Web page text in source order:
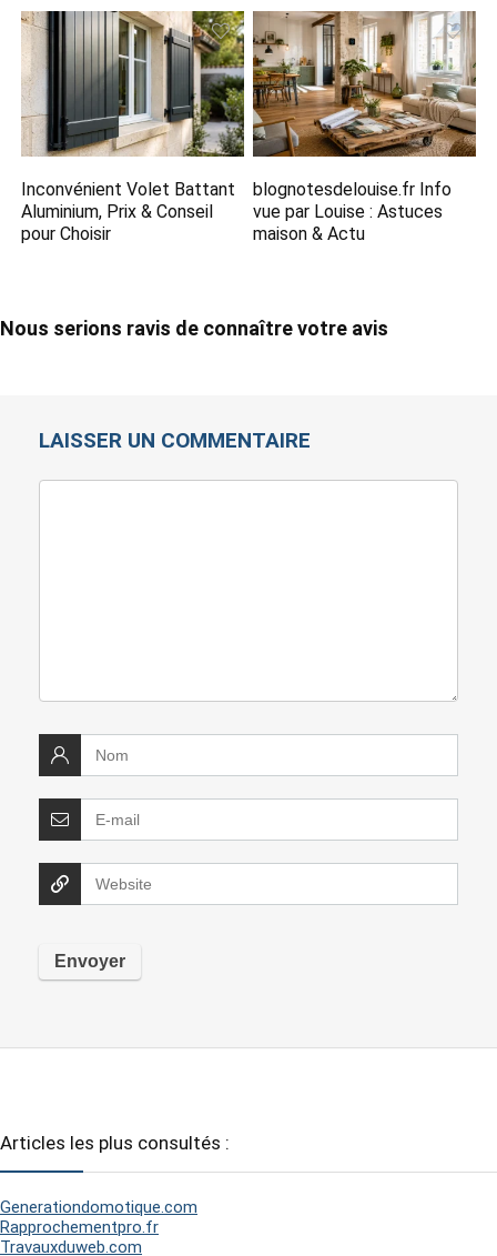
Inconvénient Volet Battant
Aluminium, Prix & Conseil
pour Choisir
blognotesdelouise.fr Info
vue par Louise​ : Astuces
maison & Actu
Nous serions ravis de connaître votre avis
LAISSER UN COMMENTAIRE
Articles les plus consultés :
Generationdomotique.com
Rapprochementpro.fr
Travauxduweb.com